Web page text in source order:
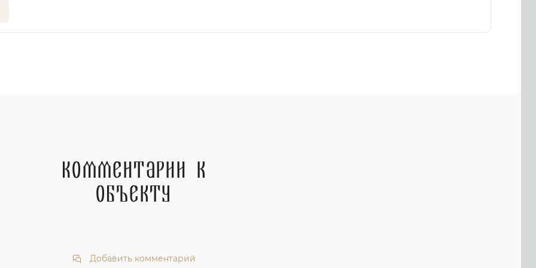
Комментарии к
объекту
Добавить комментарий